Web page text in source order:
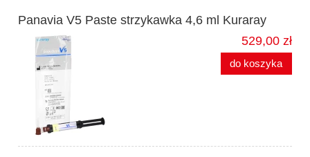
Panavia V5 Paste strzykawka 4,6 ml Kuraray
529,00 zł
do koszyka